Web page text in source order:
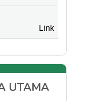
Link
UTAMA